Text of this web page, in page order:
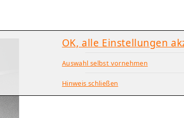
OK, alle Einstellungen
Auswahl selbst vornehmen
Hinweis schließen